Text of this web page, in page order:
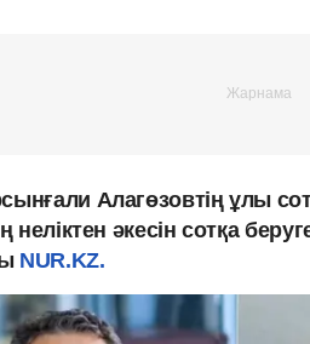
Алагөзовтің ұлы
неліктен әкесін сотқа
NUR.KZ.